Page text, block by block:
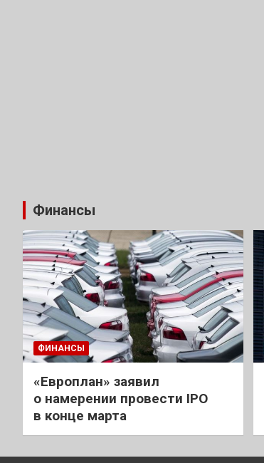
Финансы
ФИНАНСЫ
«Европлан» заявил
о намерении провести IPO
в конце марта